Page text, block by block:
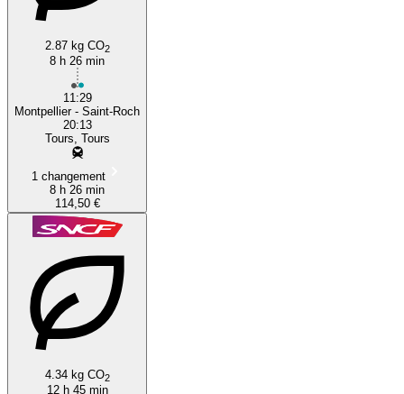
2.87 kg CO2
8 h 26 min
11:29
Montpellier - Saint-Roch
20:13
Tours, Tours
1 changement
8 h 26 min
114,50 €
4.34 kg CO2
12 h 45 min